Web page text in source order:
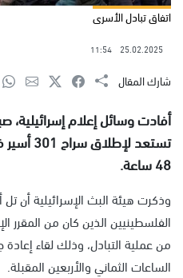
اتفاق تبادل الأسرى
25.02.2025
11:54
شارك المقال
أفادت وسائل إعلام إسرائيلية،
تستعد
48 ساعة.
وذكرت هيئة البث الإسرائيلية أن
الفلسطينيين الذين كان من المقرر
من عملية التبادل، وذلك لقاء إعادة
الساعات الثماني والأربعين المقبلة.